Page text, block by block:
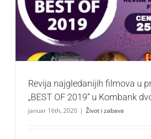
Revija najgledanijih filmova u prošloj
2019“ u Kombank dvorana
Život i zabava
Revija najgledanijih filmova u
„BEST OF 2019“ u Kombank
januar 16th, 2020 | Život i zabava